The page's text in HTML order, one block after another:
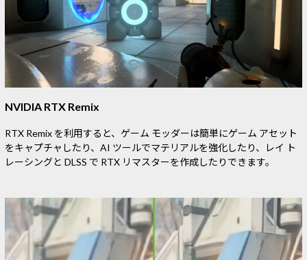
NVIDIA RTX Remix
RTX Remix を利用すると、ゲーム モッダーは簡単にゲーム アセット
をキャプチャしたり、AI ツールでマテリアルを強化したり、レイ ト
レーシングと DLSS で RTX リマスターを作成したりできます。